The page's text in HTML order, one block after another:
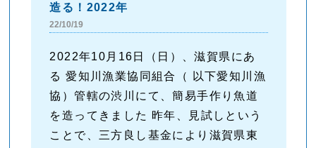
造る！2022年
22/10/19
2022年10月16日（日）、滋賀県にあ
る 愛知川漁業協同組合（ 以下愛知川漁
協）管轄の渋川にて、簡易手作り魚道
を造ってきました 昨年、見試しという
ことで、三方良し基金により滋賀県東